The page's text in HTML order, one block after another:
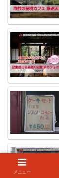
メニュー